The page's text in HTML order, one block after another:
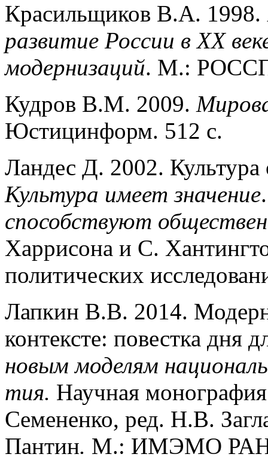
Красильщиков В.А. 1998.
развитие России в ХХ
модернизаций. М.:
Кудров В.М. 2009.
Юстицинформ. 512 с.
Ландес Д. 2002. Культура
Культура имеет значение
способствуют
Харрисона и С.
политических
Лапкин В.В. 2014.
контексте: повестка дня
новым моделям
тия. Научная
Семененко, ред. Н.В.
Пантин. М.: ИМЭМО РАН.